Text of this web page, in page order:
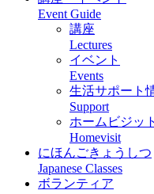
Event Guide
講座
Lectures
イベント
Events
生活サポート
Support
ホームビジット
Homevisit
にほんごきょうしつ
Japanese Classes
ボランティア